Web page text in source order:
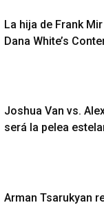
La hija de Frank
Dana White’s
Joshua Van vs.
será la pelea
Arman Tsarukyan